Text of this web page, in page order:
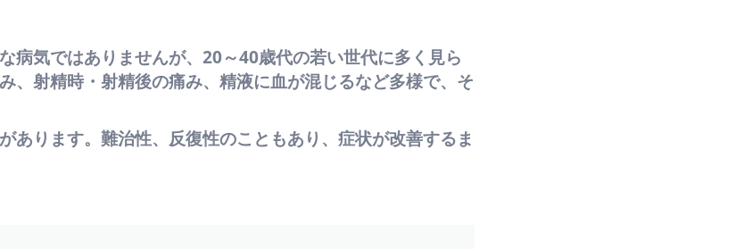
病気ではありませんが、20～40歳代の若い世代に多く見ら
、射精時・射精後の痛み、精液に血が混じるなど多様で、そ
あります。難治性、反復性のこともあり、症状が改善するま